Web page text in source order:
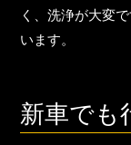
く、洗浄が大変
います。
新車でも